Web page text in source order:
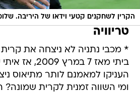
הקרין לשחקנים קטעי וידאו של היריבה.
טריוויה
* מכבי נתניה לא ניצחה את
ביתי מאז 7
ומי השווה זמנית לקרית שמונה?